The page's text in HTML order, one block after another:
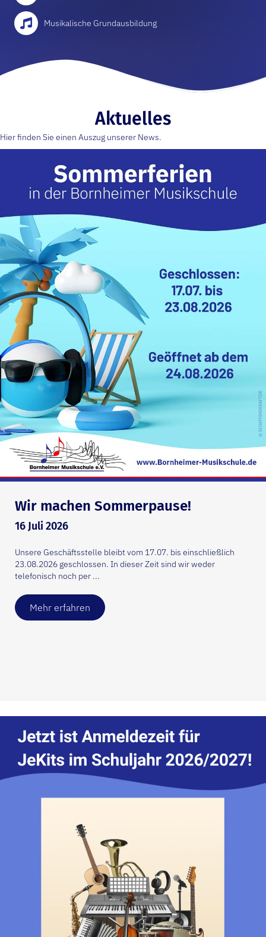
Musikalische Grund­ausbildung
Aktuelles
Hier finden Sie einen Auszug unserer News.
Wir machen Sommerpause!
16 Juli 2026
Unsere Geschäftsstelle bleibt vom 17.07. bis einschließlich
23.08.2026 geschlossen. In dieser Zeit sind wir weder
telefonisch noch per ...
Mehr erfahren